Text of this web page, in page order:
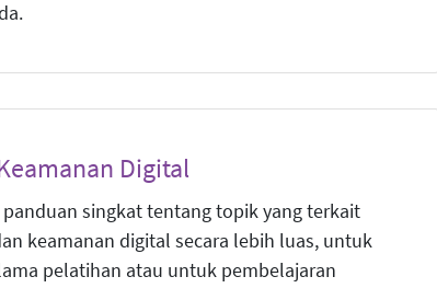
Digital
singkat tentang topik yang terkait
keamanan digital secara lebih luas, untuk
pelatihan atau untuk pembelajaran